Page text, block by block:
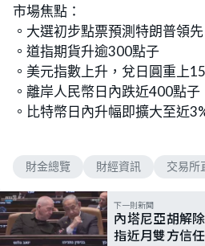
市場焦點：
。大選初步點票預測特朗普領先
。道指期貨升逾300點子
。美元指數上升，兌日圓重上
。離岸人民幣日內跌近400點子
。比特幣日內升幅即擴大至近
財金總覽 財經資訊 交易所
下一則新聞
內塔尼亞胡解
指近月雙方信